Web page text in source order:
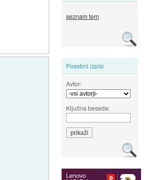
seznam tem
Posebni izpisi
Avtor:
Ključna beseda: